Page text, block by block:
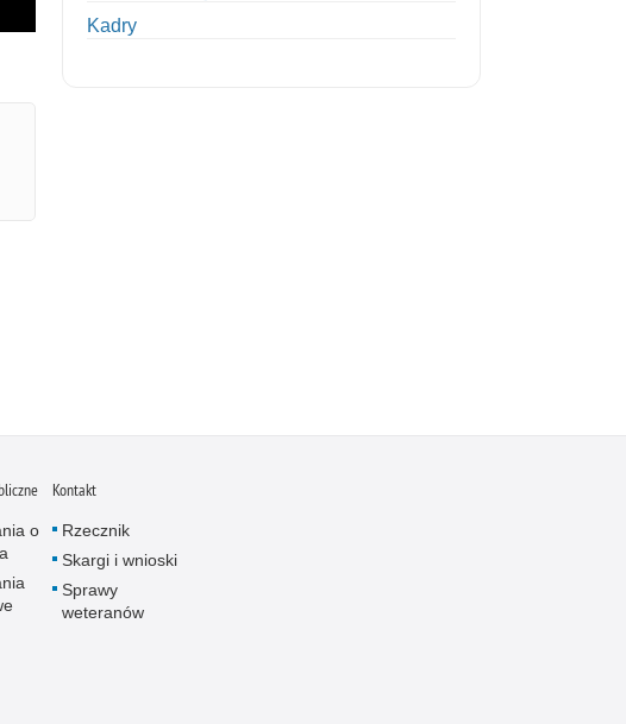
Kadry
Nietrzeźwi opiekunowie
Niszczenie mienia
o
Kontakt
Rzecznik
Skargi i wnioski
Sprawy
weteranów